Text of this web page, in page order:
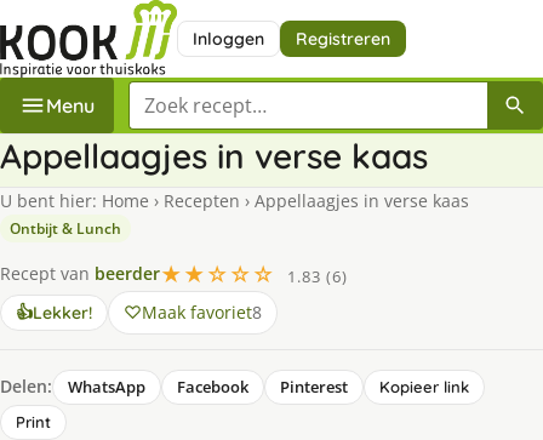
Inloggen Registreren
Menu Zoek een recept
Appellaagjes in verse kaas
U bent hier: Home › Recepten › Appellaagjes in verse kaas
Ontbijt & Lunch
Recept van beerder★★☆☆☆
1.83 (6)
👍Lekker! Maak favoriet8
Delen: WhatsApp Facebook Pinterest
Kopieer link
Print